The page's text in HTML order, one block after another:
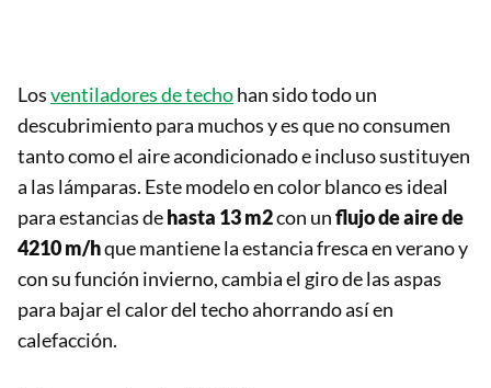
Losventiladores de techohan sido todo un
descubrimiento para muchos y es que no consumen
tanto como el aire acondicionado e incluso sustituyen
a las lámparas. Este modelo en color blanco es ideal
para estancias dehasta 13 m2con unflujo de aire de
4210 m/hque mantiene la estancia fresca en verano y
con su función invierno, cambia el giro de las aspas
para bajar el calor del techo ahorrando así en
calefacción.